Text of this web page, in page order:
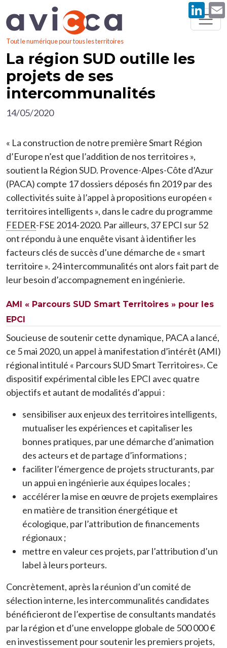
Aller au contenu principal
Tout le numérique pour tous les territoires
La région SUD outille les
projets de ses
intercommunalités
14/05/2020
« La construction de notre première Smart Région
d’Europe n’est que l’addition de nos territoires »,
soutient la Région SUD. Provence-Alpes-Côte d’Azur
(PACA) compte 17 dossiers déposés fin 2019 par des
collectivités suite à l’appel à propositions européen «
territoires intelligents », dans le cadre du programme
FEDER-FSE 2014-2020. Par ailleurs, 37 EPCI sur 52
ont répondu à une enquête visant à identifier les
facteurs clés de succès d’une démarche de « smart
territoire ». 24 intercommunalités ont alors fait part de
leur besoin d’accompagnement en ingénierie.
AMI « Parcours SUD Smart Territoires » pour les
EPCI
Soucieuse de soutenir cette dynamique, PACA a lancé,
ce 5 mai 2020, un appel à manifestation d’intérêt (AMI)
régional intitulé « Parcours SUD Smart Territoires». Ce
dispositif expérimental cible les EPCI avec quatre
objectifs et autant de modalités d’appui :
sensibiliser aux enjeux des territoires intelligents,
mutualiser les expériences et capitaliser les
bonnes pratiques, par une démarche d’animation
des acteurs et de partage d’informations ;
faciliter l’émergence de projets structurants, par
un appui en ingénierie aux équipes locales ;
accélérer la mise en œuvre de projets exemplaires
en matière de transition énergétique et
écologique, par l’attribution de financements
régionaux ;
mettre en valeur ces projets, par l’attribution d’un
label à leurs porteurs.
Concrètement, après la réunion d’un comité de
sélection interne, les intercommunalités candidates
bénéficieront de l’expertise de consultants mandatés
par la région et d’une enveloppe globale de 500 000 €
en investissement pour soutenir les premiers projets,